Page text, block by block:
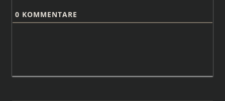
0 KOMMENTARE